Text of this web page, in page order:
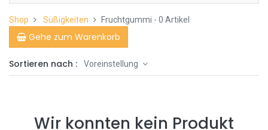
Shop Süßigkeiten Fruchtgummi - 0 Artikel
Gehe zum Warenkorb
Sortieren nach : Voreinstellung
Wir konnten kein Produkt